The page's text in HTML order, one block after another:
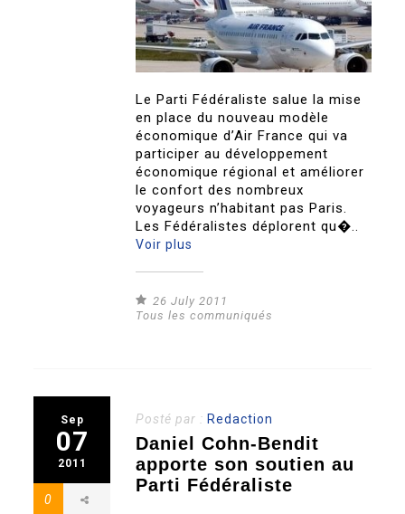
Le Parti Fédéraliste salue la mise
en place du nouveau modèle
économique d’Air France qui va
participer au développement
économique régional et améliorer
le confort des nombreux
voyageurs n’habitant pas Paris.
Les Fédéralistes déplorent qu�..
Voir plus
26 July 2011
Tous les communiqués
Sep
07
2011
0
Posté par : Redaction
Daniel Cohn-Bendit
apporte son soutien au
Parti Fédéraliste